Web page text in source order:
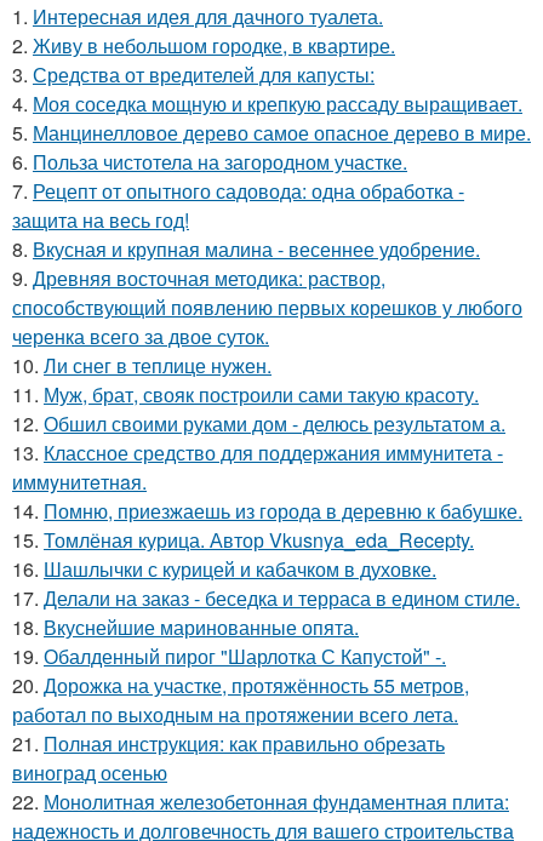
1. Интересная идея для дачного туалета.
2. Живу в небольшом городке, в квартире.
3. Средства от вредителей для капусты:
4. Моя соседка мощную и крепкую рассаду выращивает.
5. Манцинелловое дерево самое опасное дерево в мире.
6. Польза чистотела на загородном участке.
7. Рецепт от опытного садовода: одна обработка -
защита на весь год!
8. Вкусная и крупная малина - весеннее удобрение.
9. Древняя восточная методика: раствор,
способствующий появлению первых корешков у любого
черенка всего за двое суток.
10. Ли снег в теплице нужен.
11. Муж, брат, свояк построили сами такую красоту.
12. Обшил своими руками дом - делюсь результатом а.
13. Классное средство для поддержания иммунитета -
иммyнитeтнaя.
14. Помню, приезжаешь из города в деревню к бабушке.
15. Томлёная курица. Автор Vkusnya_eda_Recepty.
16. Шашлычки с курицей и кабачком в духовке.
17. Делали на заказ - беседка и терраса в едином стиле.
18. Вкуснейшие маринованные опята.
19. Обалденный пирог "Шарлотка С Капустой" -.
20. Дорожка на участке, протяжённость 55 метров,
работал по выходным на протяжении всего лета.
21. Полная инструкция: как правильно обрезать
виноград осенью
22. Монолитная железобетонная фундаментная плита:
надежность и долговечность для вашего строительства